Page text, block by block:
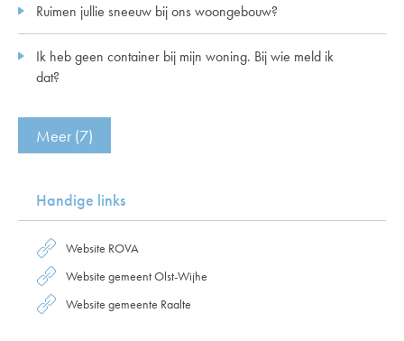
Ruimen jullie sneeuw bij ons woongebouw?
Ik heb geen container bij mijn woning. Bij wie meld ik
dat?
Meer (7)
Handige links
Website ROVA
Website gemeent Olst-Wijhe
Website gemeente Raalte